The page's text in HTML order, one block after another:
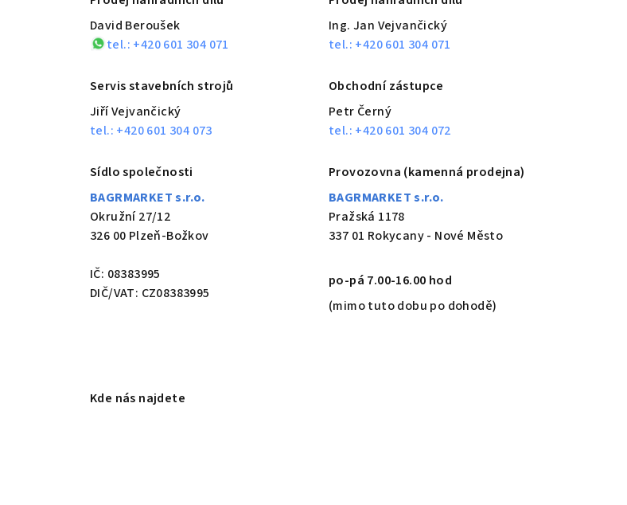
David Beroušek
tel.: +420 601 304 071
Ing. Jan Vejvančický
tel.: +420 601 304 071
Servis stavebních strojů
Jiří Vejvančický
tel.: +420 601 304 073
Obchodní zástupce
Petr Černý
tel.: +420 601 304 072
Sídlo společnosti
BAGRMARKET s.r.o.
Okružní 27/12
326 00 Plzeň-Božkov
IČ: 08383995
DIČ/VAT: CZ08383995
Provozovna (kamenná prodejna)
BAGRMARKET s.r.o.
Pražská 1178
337 01 Rokycany - Nové Město
po-pá 7.00-16.00 hod
(mimo tuto dobu po dohodě)
Kde nás najdete